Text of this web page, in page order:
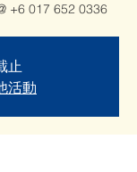
+6 017 652 0336
止
活動